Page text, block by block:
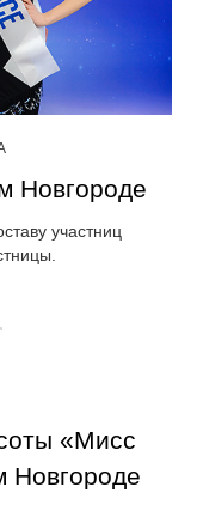
Новгороде
участниц
«Мисс